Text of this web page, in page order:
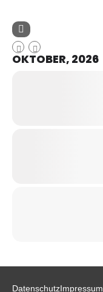
OKTOBER, 2026
DatenschutzImpressum